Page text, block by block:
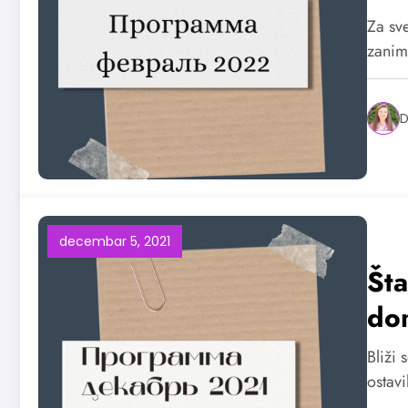
Za
decembar 5, 2021
Bliži